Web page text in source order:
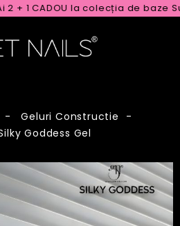
2 + 1 CADOU la colecția de baze
Geluri Constructie
Goddess Gel